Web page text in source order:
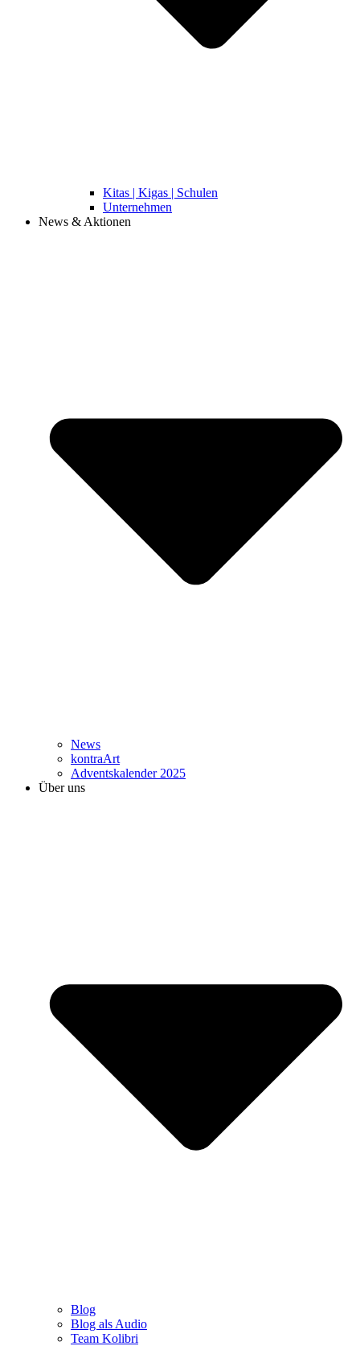
Kitas | Kigas | Schulen
Unternehmen
News & Aktionen
News
kontraArt
Adventskalender 2025
Über uns
Blog
Blog als Audio
Team Kolibri